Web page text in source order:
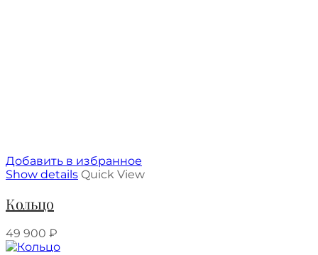
Добавить в избранное
Show details Quick View
Кольцо
49 900 ₽